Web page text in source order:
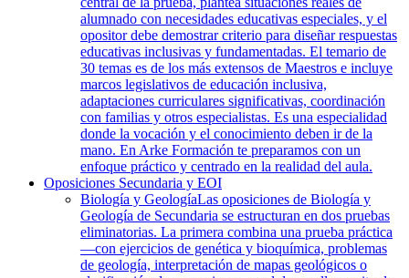
alumnado con necesidades educativas especiales, y el
opositor debe demostrar criterio para diseñar respuestas
educativas inclusivas y fundamentadas. El temario de
30 temas es de los más extensos de Maestros e incluye
marcos legislativos de educación inclusiva,
adaptaciones curriculares significativas, coordinación
con familias y otros especialistas. Es una especialidad
donde la vocación y el conocimiento deben ir de la
mano. En Arke Formación te preparamos con un
enfoque práctico y centrado en la realidad del aula.
Oposiciones Secundaria y EOI
Biología y GeologíaLas oposiciones de Biología y
Geología de Secundaria se estructuran en dos pruebas
eliminatorias. La primera combina una prueba práctica
—con ejercicios de genética y bioquímica, problemas
de geología, interpretación de mapas geológicos o